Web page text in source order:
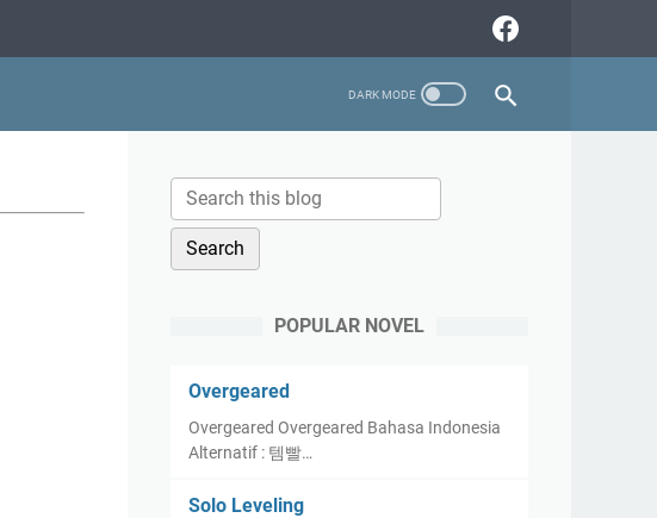
POPULAR NOVEL
Overgeared
Overgeared Overgeared Bahasa Indonesia
Alternatif : 템빨…
Solo Leveling